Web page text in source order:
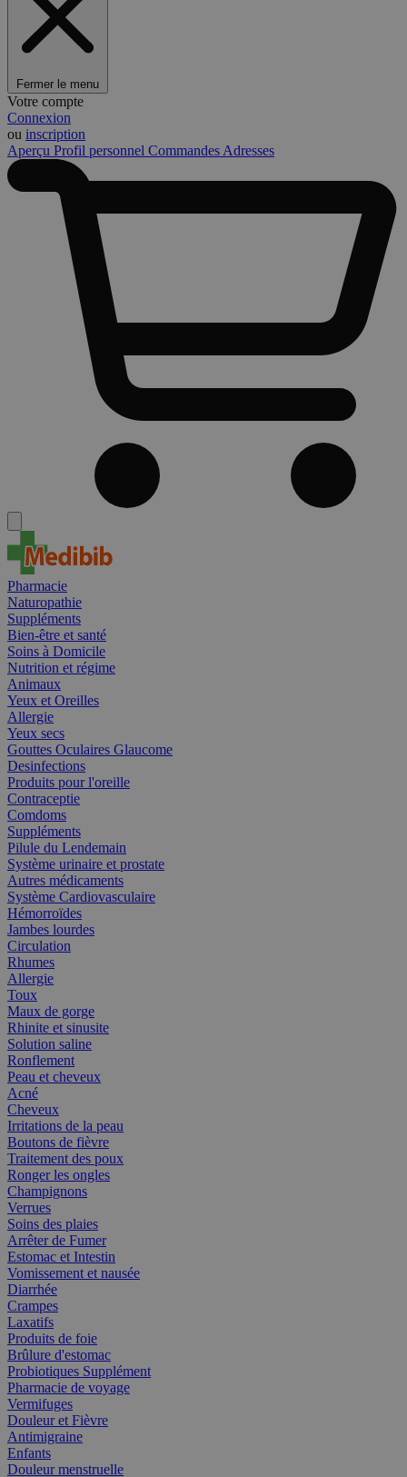
Fermer le menu
Votre compte
Connexion
ou inscription
Aperçu Profil personnel Commandes Adresses
Pharmacie
Naturopathie
Suppléments
Bien-être et santé
Soins à Domicile
Nutrition et régime
Animaux
Yeux et Oreilles
Allergie
Yeux secs
Gouttes Oculaires Glaucome
Desinfections
Produits pour l'oreille
Contraceptie
Comdoms
Suppléments
Pilule du Lendemain
Système urinaire et prostate
Autres médicaments
Système Cardiovasculaire
Hémorroïdes
Jambes lourdes
Circulation
Rhumes
Allergie
Toux
Maux de gorge
Rhinite et sinusite
Solution saline
Ronflement
Peau et cheveux
Acné
Cheveux
Irritations de la peau
Boutons de fièvre
Traitement des poux
Ronger les ongles
Champignons
Verrues
Soins des plaies
Arrêter de Fumer
Estomac et Intestin
Vomissement et nausée
Diarrhée
Crampes
Laxatifs
Produits de foie
Brûlure d'estomac
Probiotiques Supplément
Pharmacie de voyage
Vermifuges
Douleur et Fièvre
Antimigraine
Enfants
Douleur menstruelle